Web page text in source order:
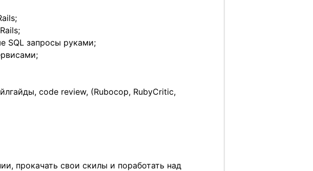
SQL запросы руками;
code review, (Rubocop, RubyCritic,
прокачать свои скилы и поработать над